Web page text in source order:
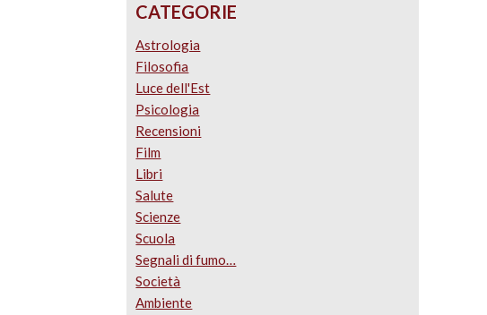
CATEGORIE
Astrologia
Filosofia
Luce dell'Est
Psicologia
Recensioni
Film
Libri
Salute
Scienze
Scuola
Segnali di fumo…
Società
Ambiente